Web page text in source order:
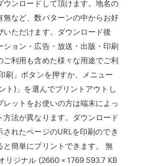
ウンロードして頂けます。地名の
無など、数パターンの中からお好
いただけます。ダウンロード後
ション・広告・放送・出版・印刷
ご利用も含めた様々な用途でご利
刷」ボタンを押すか、メニュー
ト)」を選んでプリントアウトし
ットをお使いの方は端末によっ
法が異なります。ダウンロード
されたページのURLを印刷のでき
と簡単にプリントできます。 無
リジナル (2660 × 1769 593.7 KB